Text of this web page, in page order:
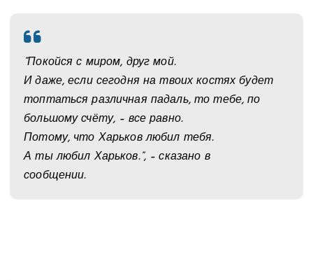
“Покойся с миром, друг мой.
И даже, если сегодня на твоих костях будет
топтаться различная падаль, то тебе, по
большому счёту, – все равно.
Потому, что Харьков любил тебя.
А ты любил Харьков.”, – сказано в
сообщении.